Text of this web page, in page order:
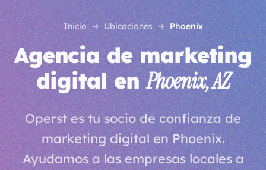
Inicio Ubicaciones Phoenix
Agencia de marketing
digital enPhoenix, AZ
Operst es tu socio de confianza de
marketing digital en Phoenix.
Ayudamos a las empresas locales a